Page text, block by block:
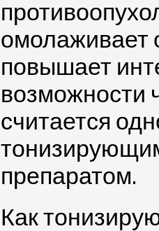
омолаживает
повышает
возможности
считается
препаратом.
Как